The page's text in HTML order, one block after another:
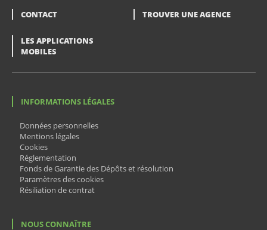
CONTACT TROUVER UNE AGENCE
LES APPLICATIONS
MOBILES
INFORMATIONS LÉGALES
Données personnelles
Mentions légales
Cookies
Réglementation
Fonds de Garantie des Dépôts et résolution
Paramètres des cookies
Résiliation de contrat
NOUS CONNAÎTRE